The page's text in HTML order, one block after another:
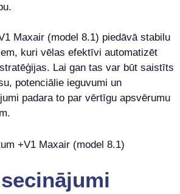
Maxair (model 8.1) piedāvā stabilu
kuri vēlas efektīvi automatizēt
Lai gan tas var būt saistīts
potenciālie ieguvumi un
padara to par vērtīgu apsvērumu